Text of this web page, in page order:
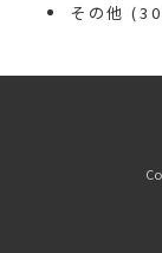
その他